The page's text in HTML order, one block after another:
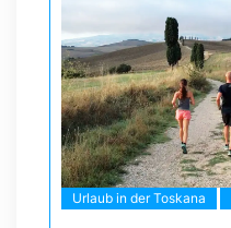
Urlaub in der Toskana